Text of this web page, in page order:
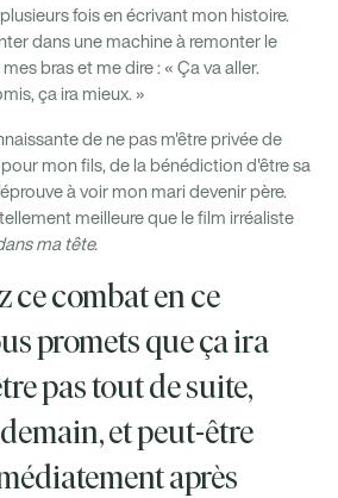
fois en écrivant mon histoire.
dans une machine à remonter le
bras et me dire : « Ça va aller.
ça ira mieux. »
de ne pas m'être privée de
pour mon fils, de la bénédiction d'être sa
à voir mon mari devenir père.
meilleure que le film irréaliste
ma tête.
ce combat en ce
promets que ça ira
pas tout de suite,
et peut-être
après